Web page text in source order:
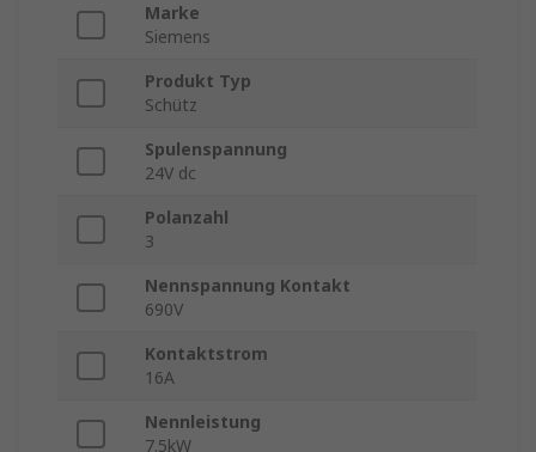
Marke
Siemens
Produkt Typ
Schütz
Spulenspannung
24V dc
Polanzahl
3
Nennspannung Kontakt
690V
Kontaktstrom
16A
Nennleistung
7.5kW